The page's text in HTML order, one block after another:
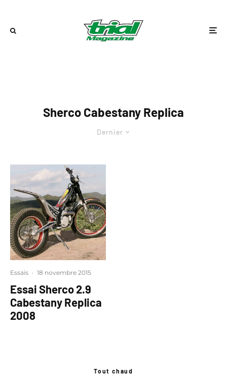
Sherco Cabestany Replica
Dernier
Essais · 18 novembre 2015
Essai Sherco 2.9
Cabestany Replica
2008
Tout chaud